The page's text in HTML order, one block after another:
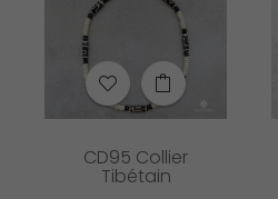
CD95 Collier
Tibétain